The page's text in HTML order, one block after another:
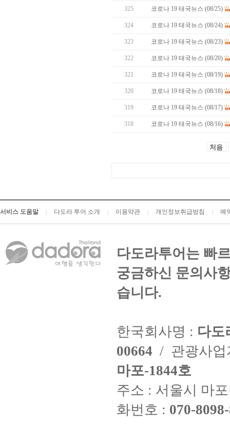
325 코로나 19 태국뉴스 (08/25)
324 코로나 19 태국뉴스 (08/24)
323 코로나 19 태국뉴스 (08/23)
322 코로나 19 태국뉴스 (08/20)
321 코로나 19 태국뉴스 (08/19)
320 코로나 19 태국뉴스 (08/18)
319 코로나 19 태국뉴스 (08/17)
318 코로나 19 태국뉴스 (08/16)
처음
서비스 도움말 다도라 투어 소개 이용약관 개인정보취급방침 예
다도라투어는 빠
궁금하신 문의사
습니다.
한국회사명 : 다도
00664 / 관광사
마포-1844호
주소 : 서울시 마
화번호 : 070-